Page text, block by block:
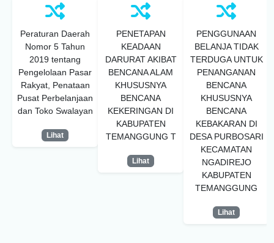
Peraturan Daerah
Nomor 5 Tahun
2019 tentang
Pengelolaan Pasar
Rakyat, Penataan
Pusat Perbelanjaan
dan Toko Swalayan
Lihat
PENETAPAN
KEADAAN
DARURAT AKIBAT
BENCANA ALAM
KHUSUSNYA
BENCANA
KEKERINGAN DI
KABUPATEN
TEMANGGUNG T
Lihat
PENGGUNAAN
BELANJA TIDAK
TERDUGA UNTUK
PENANGANAN
BENCANA
KHUSUSNYA
BENCANA
KEBAKARAN DI
DESA PURBOSARI
KECAMATAN
NGADIREJO
KABUPATEN
TEMANGGUNG
Lihat